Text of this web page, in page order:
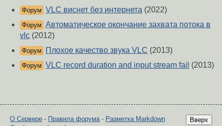
Форум VLC виснет без интернета (2022)
Форум Автоматическое окончание захвата потока в
vlc (2012)
Форум Плохое качество звука VLC (2013)
Форум VLC record duration and input stream fail (2013)
Вверх
О Сервере - Правила форума- Разметка Markdown